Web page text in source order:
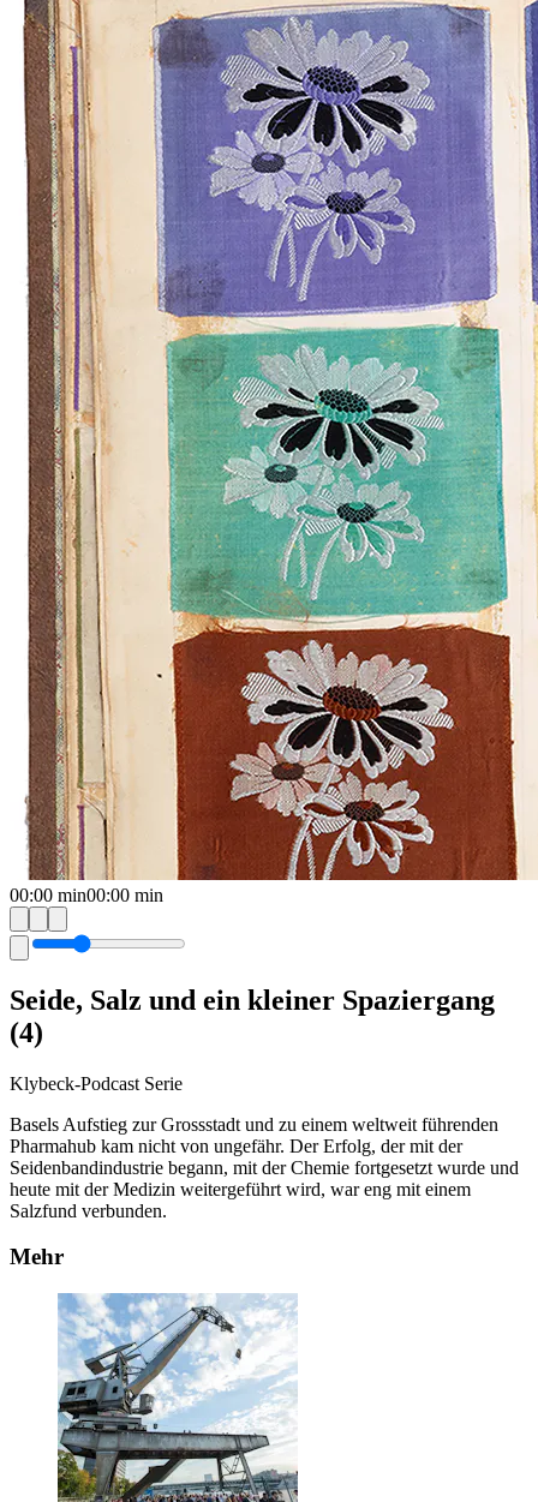
00:00 min00:00 min
Seide, Salz und ein kleiner Spaziergang
(4)
Klybeck-Podcast Serie
Basels Aufstieg zur Grossstadt und zu einem weltweit führenden
Pharmahub kam nicht von ungefähr. Der Erfolg, der mit der
Seidenbandindustrie begann, mit der Chemie fortgesetzt wurde und
heute mit der Medizin weitergeführt wird, war eng mit einem
Salzfund verbunden.
Mehr